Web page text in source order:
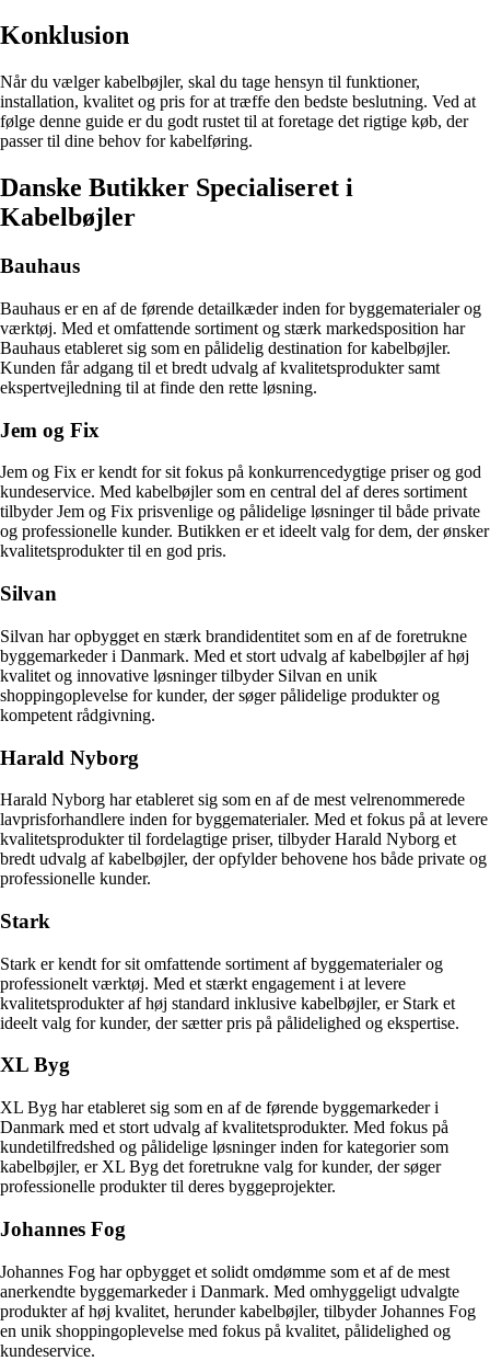
Konklusion
Når du vælger kabelbøjler, skal du tage hensyn til funktioner,
installation, kvalitet og pris for at træffe den bedste beslutning. Ved at
følge denne guide er du godt rustet til at foretage det rigtige køb, der
passer til dine behov for kabelføring.
Danske Butikker Specialiseret i
Kabelbøjler
Bauhaus
Bauhaus er en af de førende detailkæder inden for byggematerialer og
værktøj. Med et omfattende sortiment og stærk markedsposition har
Bauhaus etableret sig som en pålidelig destination for kabelbøjler.
Kunden får adgang til et bredt udvalg af kvalitetsprodukter samt
ekspertvejledning til at finde den rette løsning.
Jem og Fix
Jem og Fix er kendt for sit fokus på konkurrencedygtige priser og god
kundeservice. Med kabelbøjler som en central del af deres sortiment
tilbyder Jem og Fix prisvenlige og pålidelige løsninger til både private
og professionelle kunder. Butikken er et ideelt valg for dem, der ønsker
kvalitetsprodukter til en god pris.
Silvan
Silvan har opbygget en stærk brandidentitet som en af de foretrukne
byggemarkeder i Danmark. Med et stort udvalg af kabelbøjler af høj
kvalitet og innovative løsninger tilbyder Silvan en unik
shoppingoplevelse for kunder, der søger pålidelige produkter og
kompetent rådgivning.
Harald Nyborg
Harald Nyborg har etableret sig som en af de mest velrenommerede
lavprisforhandlere inden for byggematerialer. Med et fokus på at levere
kvalitetsprodukter til fordelagtige priser, tilbyder Harald Nyborg et
bredt udvalg af kabelbøjler, der opfylder behovene hos både private og
professionelle kunder.
Stark
Stark er kendt for sit omfattende sortiment af byggematerialer og
professionelt værktøj. Med et stærkt engagement i at levere
kvalitetsprodukter af høj standard inklusive kabelbøjler, er Stark et
ideelt valg for kunder, der sætter pris på pålidelighed og ekspertise.
XL Byg
XL Byg har etableret sig som en af de førende byggemarkeder i
Danmark med et stort udvalg af kvalitetsprodukter. Med fokus på
kundetilfredshed og pålidelige løsninger inden for kategorier som
kabelbøjler, er XL Byg det foretrukne valg for kunder, der søger
professionelle produkter til deres byggeprojekter.
Johannes Fog
Johannes Fog har opbygget et solidt omdømme som et af de mest
anerkendte byggemarkeder i Danmark. Med omhyggeligt udvalgte
produkter af høj kvalitet, herunder kabelbøjler, tilbyder Johannes Fog
en unik shoppingoplevelse med fokus på kvalitet, pålidelighed og
kundeservice.